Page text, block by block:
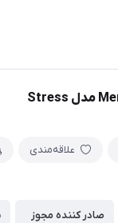
رول ضد تعریق مردانه لورآل سری Men Expert مدل Stress
علاقه‌مندی
صادر کننده مجوز